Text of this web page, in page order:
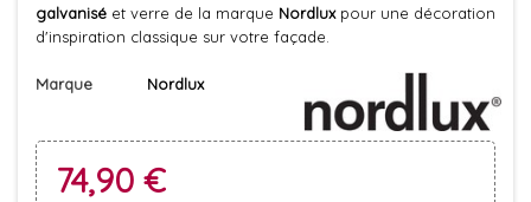
galvanisé et verre de la marque Nordluxpour une décoration
d'inspiration classique sur votre façade.
Marque Nordlux
74,90 €